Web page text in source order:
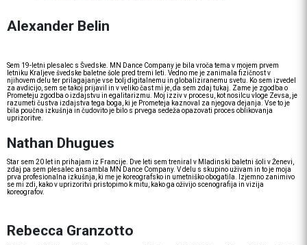
Alexander Belin
Sem 19-letni plesalec s Švedske. MN Dance Company je bila vroča tema v mojem prvem
letniku Kraljeve švedske baletne šole pred tremi leti. Vedno me je zanimala fizičnost v
njihovem delu ter prilagajanje vse bolj digitalnemu in globaliziranemu svetu. Ko sem izvedel
za avdicijo, sem se takoj prijavil in v veliko čast mi je, da sem zdaj tukaj. Zame je zgodba o
Prometeju zgodba o izdajstvu in egalitarizmu. Moj izziv v procesu, kot nosilcu vloge Zevsa, je
razumeti čustva izdajstva tega boga, ki je Prometeja kaznoval za njegova dejanja. Vse to je
bila poučna izkušnja in čudovito je bilo s prvega sedeža opazovati proces oblikovanja
uprizoritve.
Nathan Dhugues
Star sem 20 let in prihajam iz Francije. Dve leti sem treniral v Mladinski baletni šoli v Ženevi,
zdaj pa sem plesalec ansambla MN Dance Company. V delu s skupino uživam in to je moja
prva profesionalna izkušnja, ki me je koreografsko in umetniško obogatila. Izjemno zanimivo
se mi zdi, kako v uprizoritvi pristopimo k mitu, kako ga oživijo scenografija in vizija
koreografov.
Rebecca Granzotto